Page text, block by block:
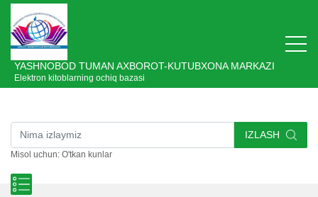
YASHNOBOD TUMAN AXBOROT-KUTUBXONA MARKAZI
Elektron kitoblarning ochiq bazasi
IZLASH
Misol uchun: O'tkan kunlar